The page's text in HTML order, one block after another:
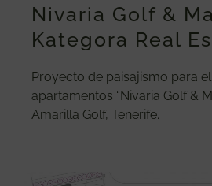
Nivaria Golf &
Kategora Real
Proyecto de paisajismo para
apartamentos “Nivaria Golf &
Amarilla Golf, Tenerife.